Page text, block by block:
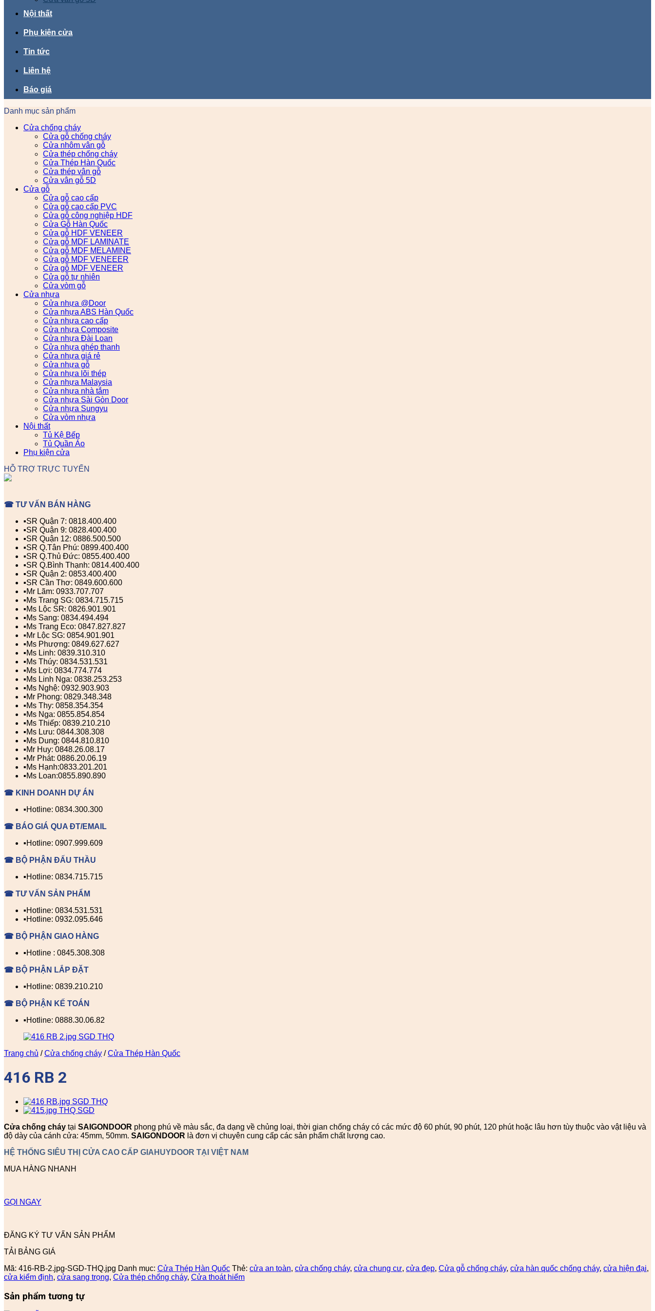
Nội thất
Phụ kiện cửa
Tin tức
Liên hệ
Báo giá
Danh mục sản phẩm
Cửa chống cháy
Cửa gỗ chống cháy
Cửa nhôm vân gỗ
Cửa thép chống cháy
Cửa Thép Hàn Quốc
Cửa thép vân gỗ
Cửa vân gỗ 5D
Cửa gỗ
Cửa gỗ cao cấp
Cửa gỗ cao cấp PVC
Cửa gỗ công nghiệp HDF
Cửa Gỗ Hàn Quốc
Cửa gỗ HDF VENEER
Cửa gỗ MDF LAMINATE
Cửa gỗ MDF MELAMINE
Cửa gỗ MDF VENEEER
Cửa gỗ MDF VENEER
Cửa gỗ tự nhiên
Cửa vòm gỗ
Cửa nhựa
Cửa nhựa @Door
Cửa nhựa ABS Hàn Quốc
Cửa nhựa cao cấp
Cửa nhựa Composite
Cửa nhựa Đài Loan
Cửa nhựa ghép thanh
Cửa nhựa giá rẻ
Cửa nhựa gỗ
Cửa nhựa lõi thép
Cửa nhựa Malaysia
Cửa nhựa nhà tắm
Cửa nhựa Sài Gòn Door
Cửa nhựa Sungyu
Cửa vòm nhựa
Nội thất
Tủ Kệ Bếp
Tủ Quần Áo
Phụ kiện cửa
HỖ TRỢ TRỰC TUYẾN
☎ TƯ VẤN BÁN HÀNG
▪️SR Quận 7: 0818.400.400
▪️SR Quận 9: 0828.400.400
▪️SR Quận 12: 0886.500.500
▪️SR Q.Tân Phú: 0899.400.400
▪️SR Q.Thủ Đức: 0855.400.400
▪️SR Q.Bình Thạnh: 0814.400.400
▪️SR Quận 2: 0853.400.400
▪️SR Cần Thơ: 0849.600.600
▪️Mr Lãm: 0933.707.707
▪️Ms Trang SG: 0834.715.715
▪️Ms Lộc SR: 0826.901.901
▪️Ms Sang: 0834.494.494
▪️Ms Trang Eco: 0847.827.827
▪️Mr Lộc SG: 0854.901.901
▪️Ms Phượng: 0849.627.627
▪️Ms Linh: 0839.310.310
▪️Ms Thúy: 0834.531.531
▪️Ms Lợi: 0834.774.774
▪️Ms Linh Nga: 0838.253.253
▪️Ms Nghệ: 0932.903.903
▪️Mr Phong: 0829.348.348
▪️Ms Thy: 0858.354.354
▪️Ms Nga: 0855.854.854
▪️Ms Thiếp: 0839.210.210
▪️Ms Lưu: 0844.308.308
▪️Ms Dung: 0844.810.810
▪️Mr Huy: 0848.26.08.17
▪️Mr Phát: 0886.20.06.19
▪️Ms Hạnh:0833.201.201
▪️Ms Loan:0855.890.890
☎ KINH DOANH DỰ ÁN
▪️Hotline: 0834.300.300
☎ BÁO GIÁ QUA ĐT/EMAIL
▪️Hotline: 0907.999.609
☎ BỘ PHẬN ĐẤU THẦU
▪️Hotline: 0834.715.715
☎ TƯ VẤN SẢN PHẨM
▪️Hotline: 0834.531.531
▪️Hotline: 0932.095.646
☎ BỘ PHẬN GIAO HÀNG
▪️Hotline : 0845.308.308
☎ BỘ PHẬN LẮP ĐẶT
▪️Hotline: 0839.210.210
☎ BỘ PHẬN KẾ TOÁN
▪️Hotline: 0888.30.06.82
Trang chủ / Cửa chống cháy / Cửa Thép Hàn Quốc
416 RB 2
Cửa chống cháy tại SAIGONDOOR phong phú về màu sắc, đa dạng về chủng loại, thời gian chống cháy có các mức độ 60 phút, 90 phút, 120 phút hoặc lâu hơn tùy thuộc vào vật liệu và
độ dày của cánh cửa: 45mm, 50mm. SAIGONDOOR là đơn vị chuyên cung cấp các sản phẩm chất lượng cao.
HỆ THỐNG SIÊU THỊ CỬA CAO CẤP GIAHUYDOOR TẠI VIỆT NAM
MUA HÀNG NHANH
GỌI NGAY
ĐĂNG KÝ TƯ VẤN SẢN PHẨM
TẢI BẢNG GIÁ
Mã: 416-RB-2.jpg-SGD-THQ.jpg Danh mục: Cửa Thép Hàn Quốc Thẻ: cửa an toàn, cửa chống cháy, cửa chung cư, cửa đẹp, Cửa gỗ chống cháy, cửa hàn quốc chống cháy, cửa hiện đại,
cửa kiểm định, cửa sang trọng, Cửa thép chống cháy, Cửa thoát hiểm
Sản phẩm tương tự